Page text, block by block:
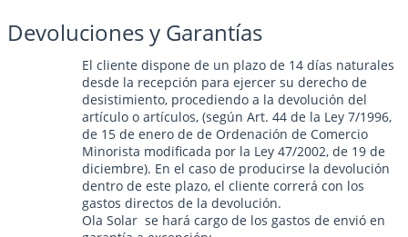
Devoluciones y Garantías
El cliente dispone de un plazo de 14 días naturales
desde la recepción para ejercer su derecho de
desistimiento, procediendo a la devolución del
artículo o artículos, (según Art. 44 de la Ley 7/1996,
de 15 de enero de de Ordenación de Comercio
Minorista modificada por la Ley 47/2002, de 19 de
diciembre). En el caso de producirse la devolución
dentro de este plazo, el cliente correrá con los
gastos directos de la devolución.
Ola Solar se hará cargo de los gastos de envió en